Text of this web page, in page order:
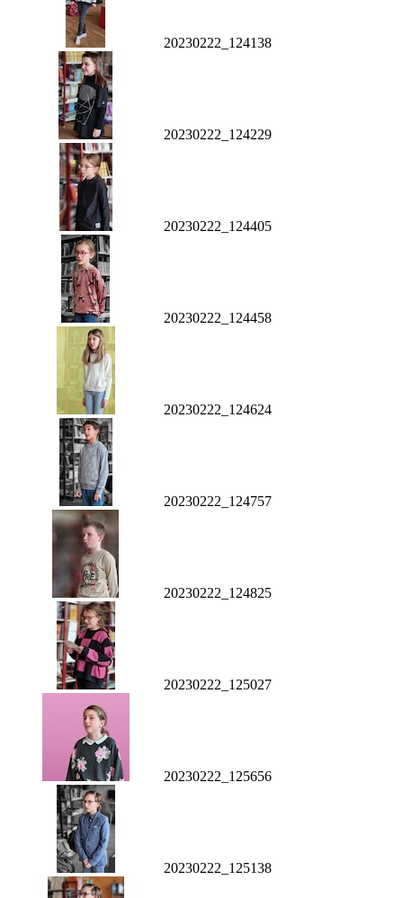
20230222_124138
20230222_124229
20230222_124405
20230222_124458
20230222_124624
20230222_124757
20230222_124825
20230222_125027
20230222_125656
20230222_125138